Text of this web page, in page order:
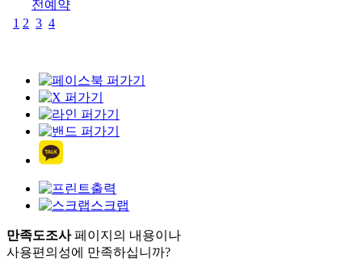
전예약
1 2 3 4
출력
스크랩
만족도조사페이지의 내용이나
사용편의성에 만족하십니까?